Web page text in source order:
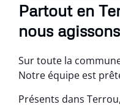
Partout en
nous
Sur toute la
Notre équipe est
Présents dans